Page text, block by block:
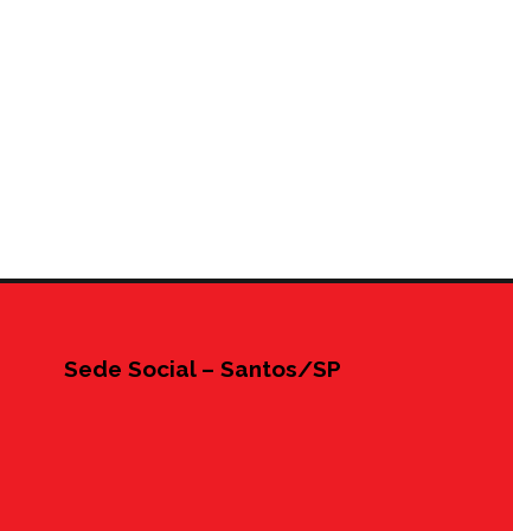
Sede Social – Santos/SP